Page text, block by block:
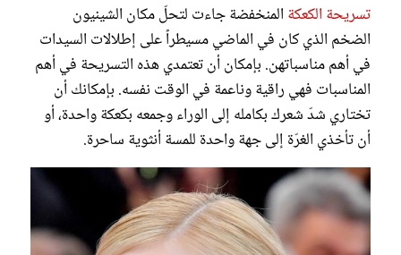
تسريحة الكعكة المنخفضة جاءت لتحلّ مكان الشينيون
الضخم الذي كان في الماضي مسيطراً على إطلالات السيدات
في أهم مناسباتهن. بإمكان أن تعتمدي هذه التسريحة في أهم
المناسبات فهي راقية وناعمة في الوقت نفسه. بإمكانك أن
تختاري شدّ شعرك بكامله إلى الوراء وجمعه بكعكة واحدة، أو
أن تأخذي الغرّة إلى جهة واحدة للمسة أنثوية ساحرة.